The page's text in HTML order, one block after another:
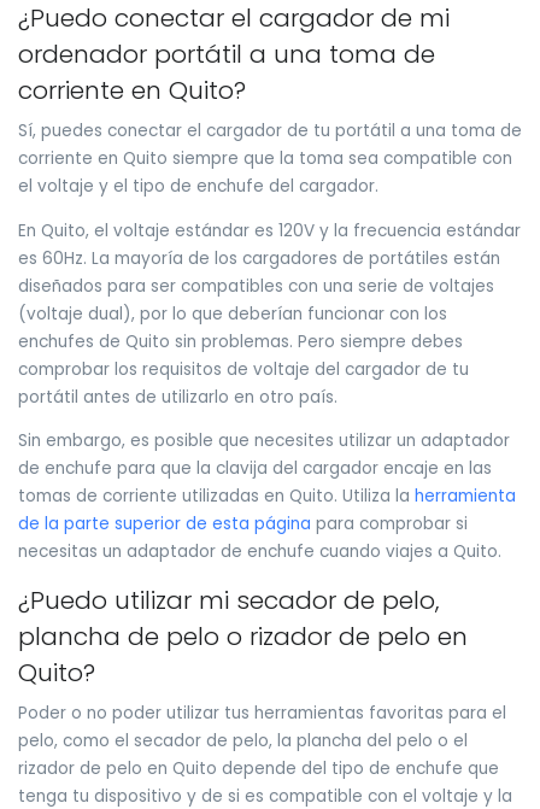
¿Puedo conectar el cargador de mi
ordenador portátil a una toma de
corriente en Quito?
Sí, puedes conectar el cargador de tu portátil a una toma de
corriente en Quito siempre que la toma sea compatible con
el voltaje y el tipo de enchufe del cargador.
En Quito, el voltaje estándar es 120V y la frecuencia estándar
es 60Hz. La mayoría de los cargadores de portátiles están
diseñados para ser compatibles con una serie de voltajes
(voltaje dual), por lo que deberían funcionar con los
enchufes de Quito sin problemas. Pero siempre debes
comprobar los requisitos de voltaje del cargador de tu
portátil antes de utilizarlo en otro país.
Sin embargo, es posible que necesites utilizar un adaptador
de enchufe para que la clavija del cargador encaje en las
tomas de corriente utilizadas en Quito. Utiliza la herramienta
de la parte superior de esta página para comprobar si
necesitas un adaptador de enchufe cuando viajes a Quito.
¿Puedo utilizar mi secador de pelo,
plancha de pelo o rizador de pelo en
Quito?
Poder o no poder utilizar tus herramientas favoritas para el
pelo, como el secador de pelo, la plancha del pelo o el
rizador de pelo en Quito depende del tipo de enchufe que
tenga tu dispositivo y de si es compatible con el voltaje y la